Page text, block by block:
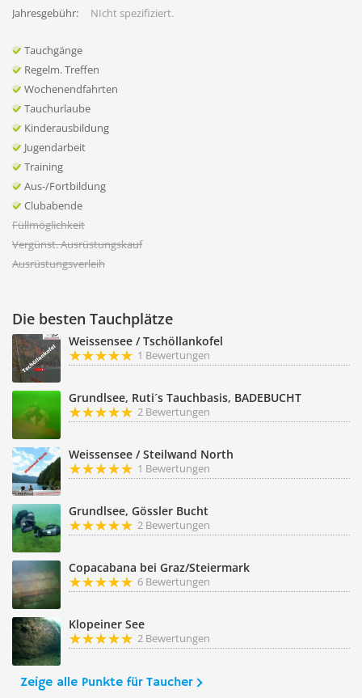
Jahresgebühr: NIcht spezifiziert.
Tauchgänge
Regelm. Treffen
Wochenendfahrten
Tauchurlaube
Kinderausbildung
Jugendarbeit
Training
Aus-/Fortbildung
Clubabende
Füllmöglichkeit
Vergünst. Ausrüstungskauf
Ausrüstungsverleih
Die besten Tauchplätze
Weissensee / Tschöllankofel
1 Bewertungen
Grundlsee, Ruti´s Tauchbasis, BADEBUCHT
2 Bewertungen
Weissensee / Steilwand North
1 Bewertungen
Grundlsee, Gössler Bucht
2 Bewertungen
Copacabana bei Graz/Steiermark
6 Bewertungen
Klopeiner See
2 Bewertungen
Zeige alle Punkte für Taucher